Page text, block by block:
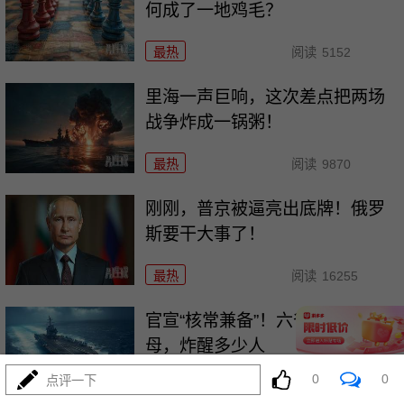
何成了一地鸡毛？
最热 阅读 5152
里海一声巨响，这次差点把两场
战争炸成一锅粥！
最热 阅读 9870
刚刚，普京被逼亮出底牌！俄罗
斯要干大事了！
最热 阅读 16255
官宣“核常兼备”！六爷挂弹反航
母，炸醒多少人
阅读 13027
点评一下 0 0